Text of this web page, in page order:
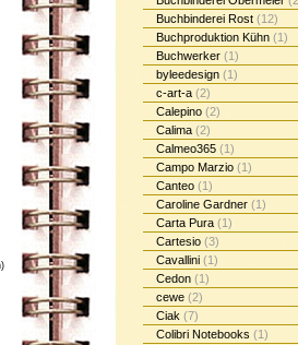
Buchbinderei Rost (12)
Buchproduktion Kühn (1)
Buchwerker (1)
byleedesign (1)
c-art-a (2)
Calepino (2)
Calima (2)
Calmeo365 (1)
Campo Marzio (1)
Canteo (1)
Caroline Gardner (1)
Carta Pura (1)
Cartesio (3)
Cavallini (1)
Cedon (1)
cewe (2)
Ciak (7)
Colibri Notebooks (1)